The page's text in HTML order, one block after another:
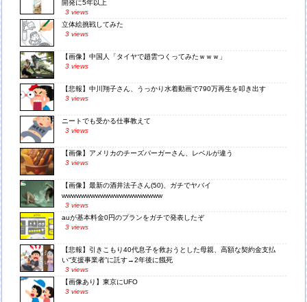
開発に5年以上
3 views
立体絵挑戦してみた
3 views
【画像】中国人「タイヤで趙雲つくってみたｗｗｗ」
3 views
【悲報】中川翔子さん、うっかり水着動画で790万再生を叩き出す
3 views
ニートでも受かる仕事教えて
3 views
【画像】アメリカのチーズバーガーさん、レベルが違う
3 views
【画像】最新の酒井法子さん(50)、ガチでヤバイ
wwwwwwwwwwwwwwwwwwwww
3 views
auが基本料金0円のプランをガチで発表したぞ
3 views
【悲報】引きこもり40代息子を救おうとした母親、高額な契約金支払
い“支援事業者”に託す→2年後に餓死
3 views
【画像あり】東京にUFO
3 views